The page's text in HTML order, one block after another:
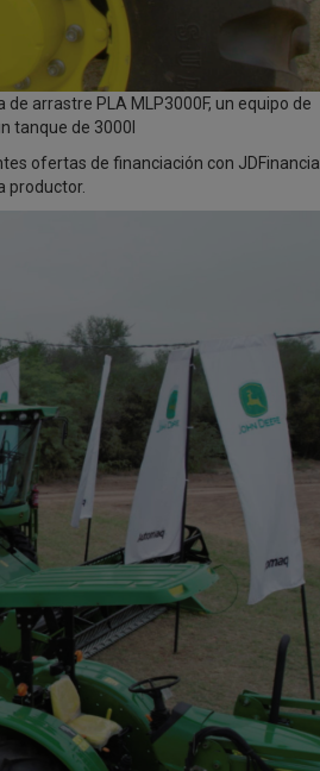
arrastre PLA MLP3000F, un equipo de
tanque de 3000l
ofertas de financiación con JDFinancial
productor.